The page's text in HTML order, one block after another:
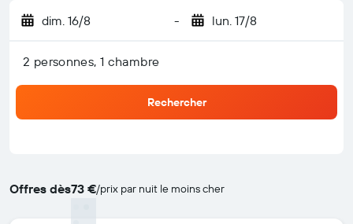
dim. 16/8 - lun. 17/8
2 personnes, 1 chambre
Rechercher
Offres dès73 €/prix par nuit le moins cher